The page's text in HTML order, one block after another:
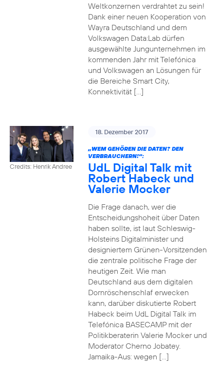
Weltkonzernen verdrahtet zu sein!
Dank einer neuen Kooperation von
Wayra Deutschland und dem
Volkswagen Data:Lab dürfen
ausgewählte Jungunternehmen im
kommenden Jahr mit Telefónica
und Volkswagen an Lösungen für
die Bereiche Smart City,
Konnektivität […]
Credits: Henrik Andree
18. Dezember 2017
„WEM GEHÖREN DIE DATEN? DEN
VERBRAUCHERN!“:
UdL Digital Talk mit
Robert Habeck und
Valerie Mocker
Die Frage danach, wer die
Entscheidungshoheit über Daten
haben sollte, ist laut Schleswig-
Holsteins Digitalminister und
designiertem Grünen-Vorsitzenden
die zentrale politische Frage der
heutigen Zeit. Wie man
Deutschland aus dem digitalen
Dornröschenschlaf erwecken
kann, darüber diskutierte Robert
Habeck beim UdL Digital Talk im
Telefónica BASECAMP mit der
Politikberaterin Valerie Mocker und
Moderator Cherno Jobatey.
Jamaika-Aus: wegen […]